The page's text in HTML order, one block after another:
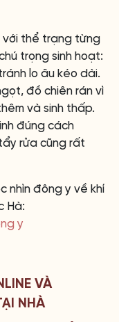
với thể trạng từng
trọng sinh hoạt:
lo âu kéo dài.
đồ chiên rán vì
và sinh thấp.
đúng cách
rửa cũng rất
nhìn đông y về khí
Hà:
y
VÀ
NHÀ